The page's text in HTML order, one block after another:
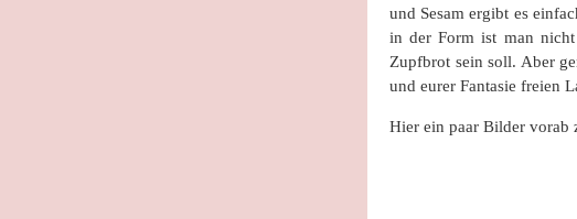
und Sesam ergibt es
in der Form ist man
Zupfbrot sein soll. Aber
und eurer Fantasie freien
Hier ein paar Bilder vorab